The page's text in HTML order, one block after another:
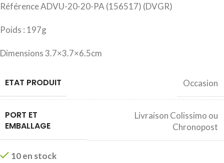
Référence ADVU-20-20-PA (156517) (DVGR)
Poids : 197g
Dimensions 3.7×3.7×6.5cm
ETAT PRODUIT Occasion
PORT ET
EMBALLAGE
Livraison Colissimo ou
Chronopost
10 en stock